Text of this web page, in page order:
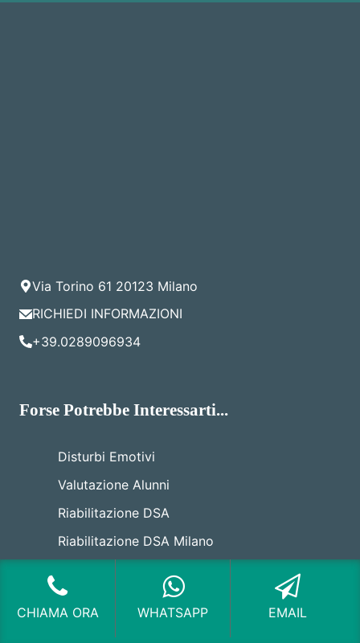
Via Torino 61 20123 Milano
RICHIEDI INFORMAZIONI
+39.0289096934
Forse Potrebbe Interessarti...
Disturbi Emotivi
Valutazione Alunni
Riabilitazione DSA
Riabilitazione DSA Milano
Crescita Nell’Attenzione
CHIAMA ORA WHATSAPP EMAIL